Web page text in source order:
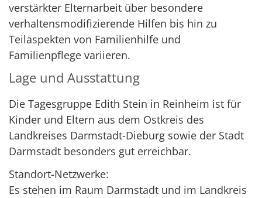
verstärkter Elternarbeit über besondere
verhaltensmodifizierende Hilfen bis hin zu
Teilaspekten von Familienhilfe und
Familienpflege variieren.
Lage und Ausstattung
Die Tagesgruppe Edith Stein in Reinheim ist für
Kinder und Eltern aus dem Ostkreis des
Landkreises Darmstadt-Dieburg sowie der Stadt
Darmstadt besonders gut erreichbar.
Standort-Netzwerke:
Es stehen im Raum Darmstadt und im Landkreis